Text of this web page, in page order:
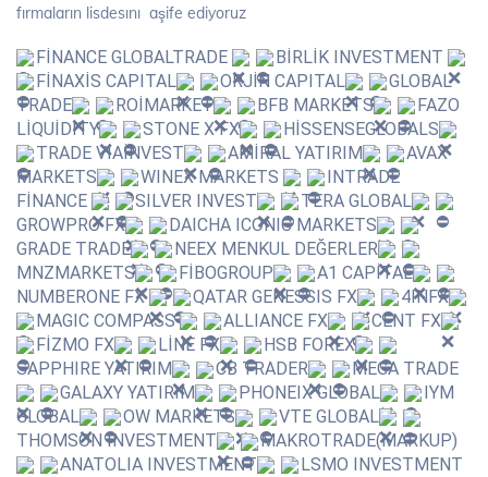
fırmaların lisdesını aşife ediyoruz
FİNANCE GLOBALTRADE
BİRLİK INVESTMENT
FİNAXİS CAPITAL
ORJİN CAPITAL
GLOBAL
TRADE
ROİMARKET BFB MARKETS
FAZO
LİQUİDİTY
STONE X FX
HİSSENSEGLOBALS
TRADE VİAİNVEST
AMİRAL YATIRIM
AVAX
MARKETS
WINEX MARKETS
INTRADE
FİNANCE
SILVER INVEST
TERA GLOBAL
GROWPRO FX
DAICHA ICONIC MARKETS
GRADE TRADE
NEEX MENKUL DEĞERLER
MNZMARKETS
FİBOGROUP
A1 CAPİTAL
NUMBERONE FX
QATAR GENESSIS FX
4INFX
MAGIC COMPASS
ALLIANCE FX
CENT FX
FİZMO FX
LİNE FX
HSB FOREX
SAPPHIRE YATIRIM
CB TRADER
MEGA TRADE
GALAXY YATIRIM
PHONEIX GLOBAL
IYM
GLOBAL
OW MARKETS
VTE GLOBAL
THOMSON INVESTMENT
MAKROTRADE(MARKUP)
ANATOLIA INVESTMENT
LSMO INVESTMENT